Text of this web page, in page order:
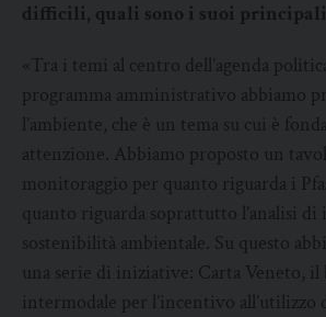
difficili, quali sono i suoi principali
«Tra i temi al centro dell’agenda
programma amministrativo abbiamo
l’ambiente, che è un tema su cui è
attenzione. Abbiamo proposto un
monitoraggio per quanto riguarda i
quanto riguarda soprattutto l’analisi di
sostenibilità ambientale. Su questo
una serie di iniziative: Carta Veneto,
intermodale per l’incentivo all’utilizzo